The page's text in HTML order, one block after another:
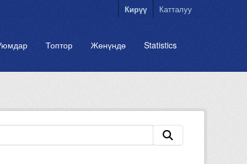
Кирүү Катталуу
Топтор Жөнүндө Statistics